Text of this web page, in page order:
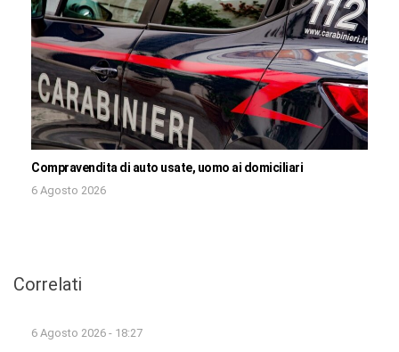
Compravendita di auto usate, uomo ai domiciliari
6 Agosto 2026
Correlati
6 Agosto 2026 - 18:27